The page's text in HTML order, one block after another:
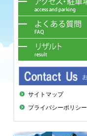
サイトマップ
プライバシーポリシー